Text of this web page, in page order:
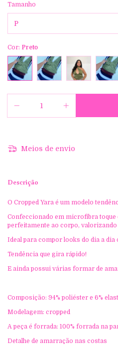
Tamanho
Cor: Preto
Meios de envio
Descrição
O Cropped Yara é um modelo
Confeccionado em microfibra toque
perfeitamente ao corpo,
Ideal para compor looks do dia a dia
Tendência que gira rápido!
E ainda possui várias formar de
Composição: 94% poliéster e 6%
Modelagem: cropped
A peça é forrada: 100% forrada na
Detalhe de amarração nas costas